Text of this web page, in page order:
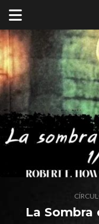
La Sombra